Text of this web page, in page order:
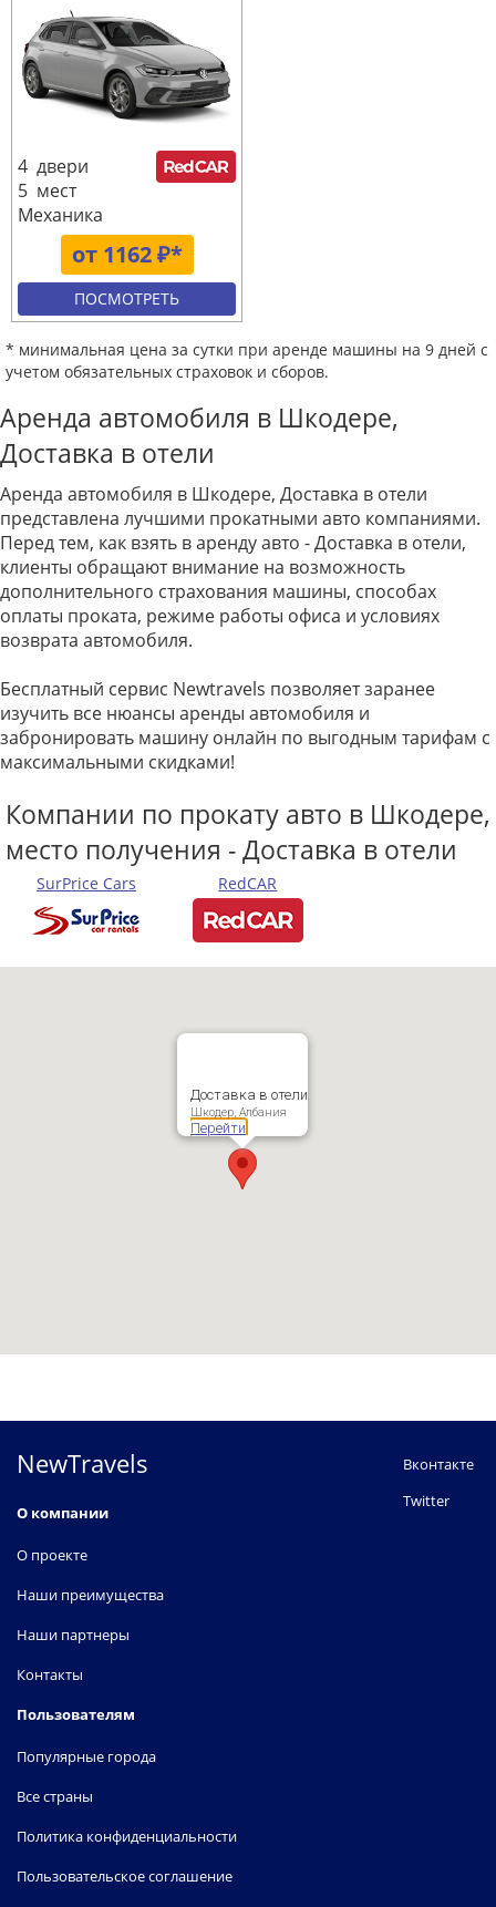
от 1162 ₽*
4 двери
5 мест
Механика
ПОСМОТРЕТЬ
* минимальная цена за сутки при аренде машины на 9 дней с
учетом обязательных страховок и сборов.
Аренда автомобиля в Шкодере,
Доставка в отели
Аренда автомобиля в Шкодере, Доставка в отели
представлена лучшими прокатными авто компаниями.
Перед тем, как взять в аренду авто - Доставка в отели,
клиенты обращают внимание на возможность
дополнительного страхования машины, способах
оплаты проката, режиме работы офиса и условиях
возврата автомобиля.
Бесплатный сервис Newtravels позволяет заранее
изучить все нюансы аренды автомобиля и
забронировать машину онлайн по выгодным тарифам с
максимальными скидками!
Компании по прокату авто в Шкодере,
место получения - Доставка в отели
SurPrice Cars RedCAR
Доставка в отели
Шкодер, Албания
Перейти
NewTravels
О компании
О проекте
Наши преимущества
Наши партнеры
Контакты
Пользователям
Популярные города
Все страны
Политика конфиденциальности
Пользовательское соглашение
Вконтакте
Twitter